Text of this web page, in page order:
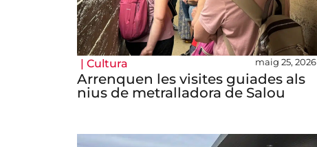
| Cultura maig 25, 2026
Arrenquen les visites guiades als
nius de metralladora de Salou